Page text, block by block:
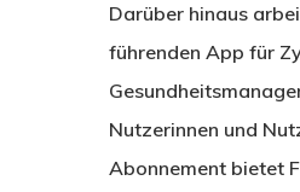
Darüber hinaus
führenden App für
Nutzerinnen und
Abonnement bietet